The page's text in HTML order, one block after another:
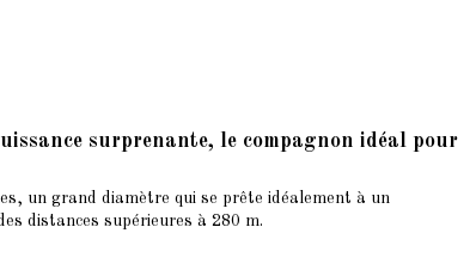
surprenante, le compagnon idéal pour
un grand diamètre qui se prête idéalement à un
distances supérieures à 280 m.